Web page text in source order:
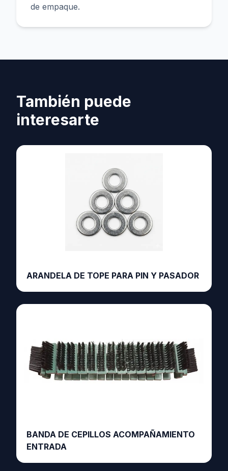
de empaque.
También puede
interesarte
ARANDELA DE TOPE PARA PIN Y PASADOR
BANDA DE CEPILLOS ACOMPAÑAMIENTO
ENTRADA